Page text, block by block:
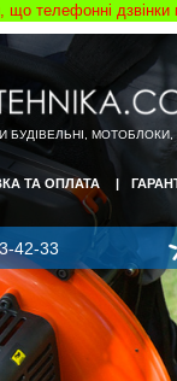
що телефонні
БУДІВЕЛЬНІ,
ТА ОПЛАТА
42-33